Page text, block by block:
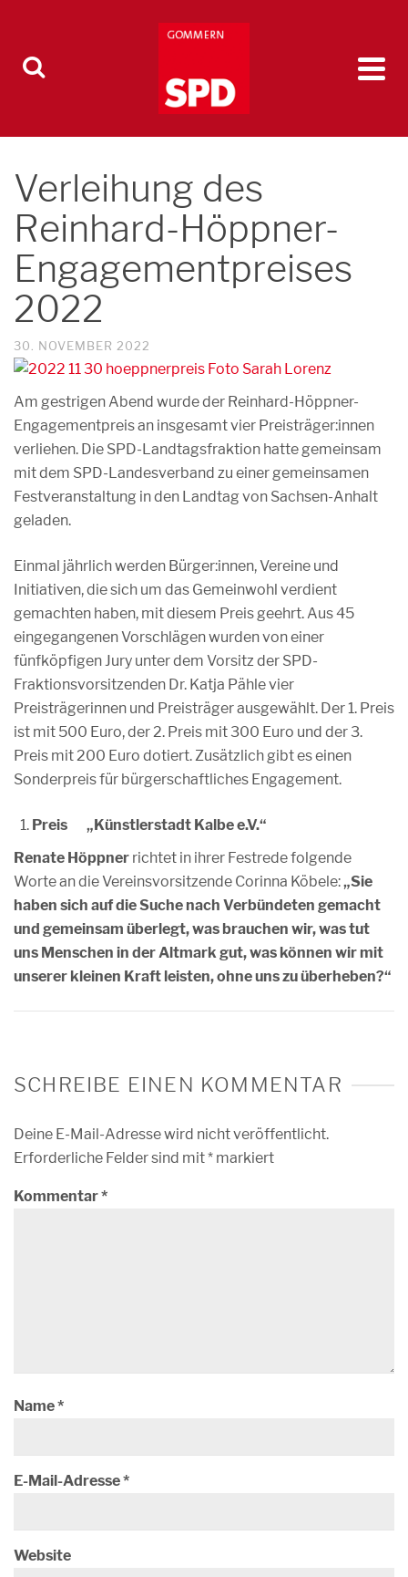
Verleihung des
Reinhard-Höppner-
Engagementpreises
2022
30. NOVEMBER 2022
Am gestrigen Abend wurde der Reinhard-Höppner-
Engagementpreis an insgesamt vier Preisträger:innen
verliehen. Die SPD-Landtagsfraktion hatte gemeinsam
mit dem SPD-Landesverband zu einer gemeinsamen
Festveranstaltung in den Landtag von Sachsen-Anhalt
geladen.
Einmal jährlich werden Bürger:innen, Vereine und
Initiativen, die sich um das Gemeinwohl verdient
gemachten haben, mit diesem Preis geehrt. Aus 45
eingegangenen Vorschlägen wurden von einer
fünfköpfigen Jury unter dem Vorsitz der SPD-
Fraktionsvorsitzenden Dr. Katja Pähle vier
Preisträgerinnen und Preisträger ausgewählt. Der 1. Preis
ist mit 500 Euro, der 2. Preis mit 300 Euro und der 3.
Preis mit 200 Euro dotiert. Zusätzlich gibt es einen
Sonderpreis für bürgerschaftliches Engagement.
Preis „Künstlerstadt Kalbe e.V.“
Renate Höppner richtet in ihrer Festrede folgende
Worte an die Vereinsvorsitzende Corinna Köbele:„Sie
haben sich auf die Suche nach Verbündeten gemacht
und gemeinsam überlegt, was brauchen wir, was tut
uns Menschen in der Altmark gut, was können wir mit
unserer kleinen Kraft leisten, ohne uns zu überheben?“
SCHREIBE EINEN KOMMENTAR
Deine E-Mail-Adresse wird nicht veröffentlicht.
Erforderliche Felder sind mit* markiert
Kommentar*
Name*
E-Mail-Adresse*
Website